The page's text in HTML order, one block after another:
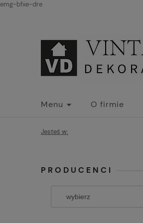
emg-bfxe-dre
Menu O firmie
Jesteś w:
PRODUCENCI